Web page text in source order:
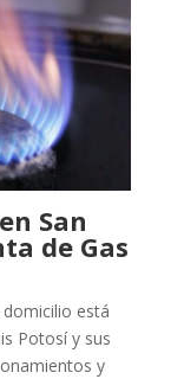
San
de Gas
está
Potosí y sus
y